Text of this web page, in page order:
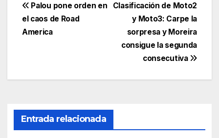
Clasificación de Moto2
y Moto3: Carpe la
sorpresa y Moreira
consigue la segunda
consecutiva
Palou pone orden en
el caos de Road
America
Entrada relacionada